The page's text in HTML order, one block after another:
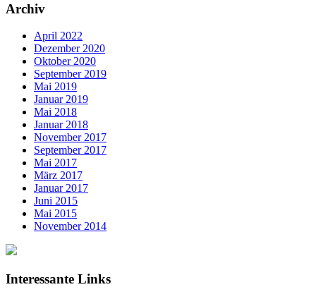
Archiv
April 2022
Dezember 2020
Oktober 2020
September 2019
Mai 2019
Januar 2019
Mai 2018
Januar 2018
November 2017
September 2017
Mai 2017
März 2017
Januar 2017
Juni 2015
Mai 2015
November 2014
Interessante Links